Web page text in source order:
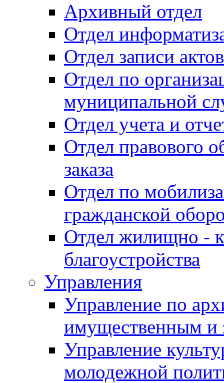
Архивный отдел
Отдел
Отдел записи
Отдел по
муниципальной
Отдел учета и
Отдел правового
заказа
Отдел по
гражданской
Отдел жилищно -
благоустройства
Управления
Управление по
имущественным и
Управление
молодежной